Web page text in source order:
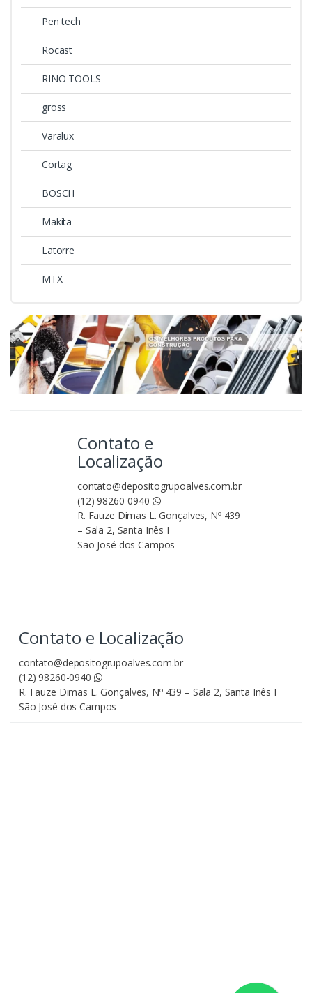
Pen tech
Rocast
RINO TOOLS
gross
Varalux
Cortag
BOSCH
Makita
Latorre
MTX
Contato e
Localização
contato@depositogrupoalves.com.br
(12) 98260-0940
R. Fauze Dimas L. Gonçalves, Nº 439
– Sala 2, Santa Inês I
São José dos Campos
Contato e Localização
contato@depositogrupoalves.com.br
(12) 98260-0940
R. Fauze Dimas L. Gonçalves, Nº 439 – Sala 2, Santa Inês I
São José dos Campos